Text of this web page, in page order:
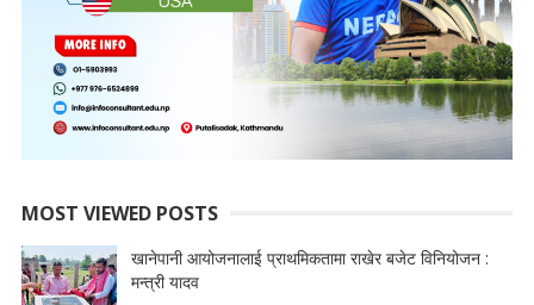
MOST VIEWED POSTS
खानेपानी आयोजनालाई प्राथमिकतामा राखेर बजेट विनियोजन :
मन्त्री यादव